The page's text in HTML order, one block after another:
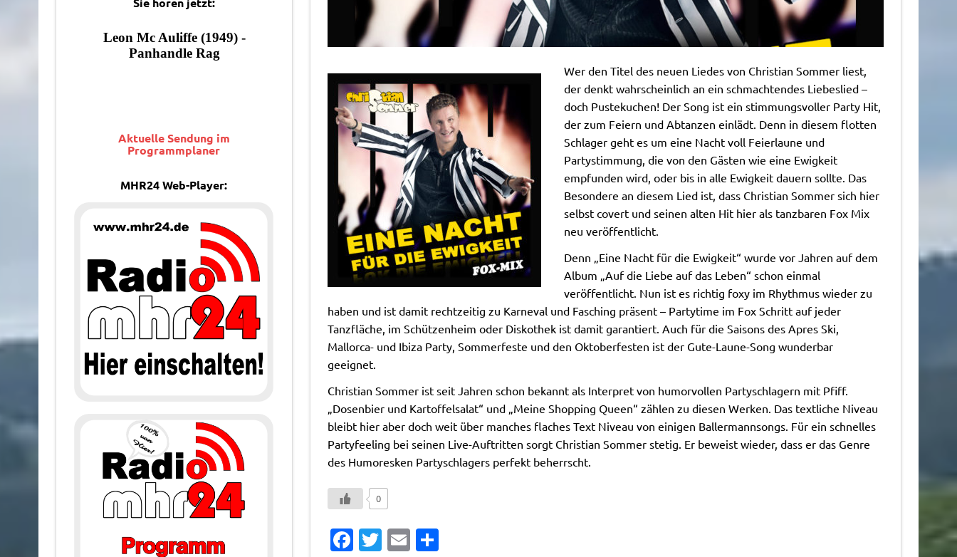
Wer den Titel des neuen Liedes von Christian Sommer liest,
der denkt wahrscheinlich an ein schmachtendes Liebeslied –
doch Pustekuchen! Der Song ist ein stimmungsvoller Party Hit,
der zum Feiern und Abtanzen einlädt. Denn in diesem flotten
Schlager geht es um eine Nacht voll Feierlaune und
Partystimmung, die von den Gästen wie eine Ewigkeit
empfunden wird, oder bis in alle Ewigkeit dauern sollte. Das
Besondere an diesem Lied ist, dass Christian Sommer sich hier
selbst covert und seinen alten Hit hier als tanzbaren Fox Mix
neu veröffentlicht.
Denn „Eine Nacht für die Ewigkeit“ wurde vor Jahren auf dem
Album „Auf die Liebe auf das Leben“ schon einmal
veröffentlicht. Nun ist es richtig foxy im Rhythmus wieder zu
haben und ist damit rechtzeitig zu Karneval und Fasching präsent – Partytime im Fox Schritt auf jeder
Tanzfläche, im Schützenheim oder Diskothek ist damit garantiert. Auch für die Saisons des Apres Ski,
Mallorca- und Ibiza Party, Sommerfeste und den Oktoberfesten ist der Gute-Laune-Song wunderbar
geeignet.
Christian Sommer ist seit Jahren schon bekannt als Interpret von humorvollen Partyschlagern mit Pfiff.
„Dosenbier und Kartoffelsalat“ und „Meine Shopping Queen“ zählen zu diesen Werken. Das textliche Niveau
bleibt hier aber doch weit über manches flaches Text Niveau von einigen Ballermannsongs. Für ein schnelles
Partyfeeling bei seinen Live-Auftritten sorgt Christian Sommer stetig. Er beweist wieder, dass er das Genre
des Humoresken Partyschlagers perfekt beherrscht.
0
Fa T E T
Aktuelle Sendung im
Programmplaner
MHR24 Web-Player: